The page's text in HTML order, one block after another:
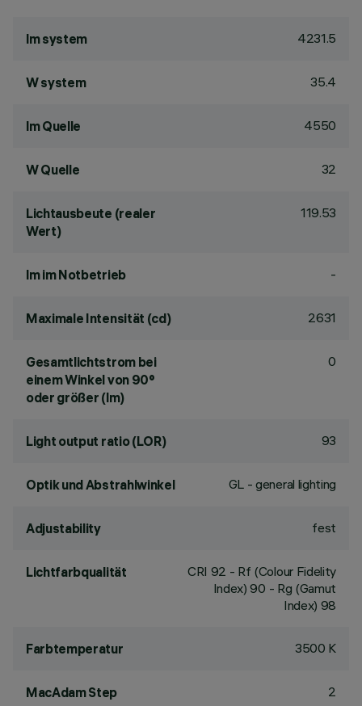
lm system 4231.5
W system 35.4
lm Quelle 4550
W Quelle 32
Lichtausbeute (realer
Wert)
119.53
lm im Notbetrieb -
Maximale Intensität (cd) 2631
Gesamtlichtstrom bei
einem Winkel von 90°
oder größer (lm)
0
Light output ratio (LOR) 93
Optik und Abstrahlwinkel GL - general lighting
Adjustability fest
Lichtfarbqualität CRI 92 - Rf (Colour Fidelity
Index) 90 - Rg (Gamut
Index) 98
Farbtemperatur 3500 K
MacAdam Step 2